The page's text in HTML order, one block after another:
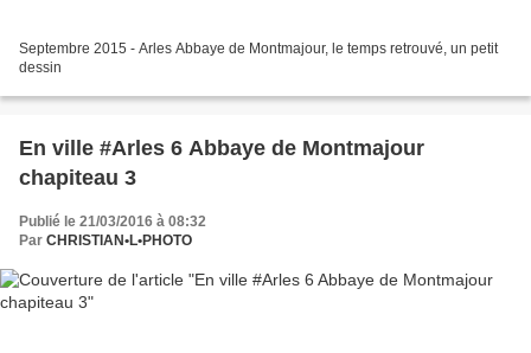
Septembre 2015 - Arles Abbaye de Montmajour, le temps retrouvé, un petit
dessin
En ville #Arles 6 Abbaye de Montmajour
chapiteau 3
Publié le 21/03/2016 à 08:32
Par CHRISTIAN•L•PHOTO